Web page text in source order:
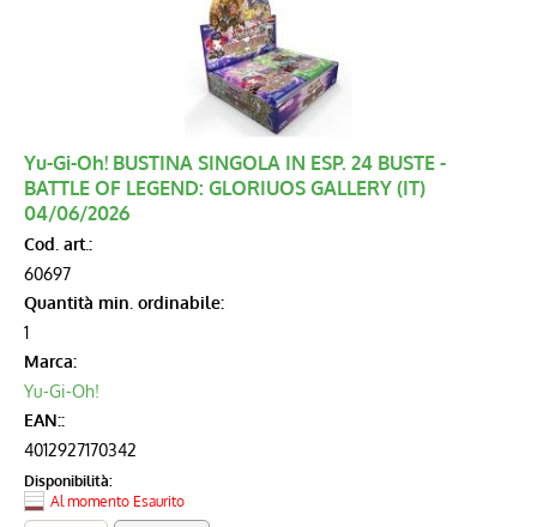
Yu-Gi-Oh! BUSTINA SINGOLA IN ESP. 24 BUSTE -
BATTLE OF LEGEND: GLORIUOS GALLERY (IT)
04/06/2026
Cod. art.:
60697
Quantità min. ordinabile:
1
Marca:
Yu-Gi-Oh!
EAN::
4012927170342
Disponibilità:
Al momento Esaurito